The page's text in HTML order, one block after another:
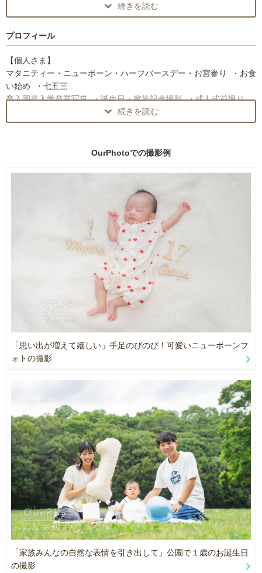
たくさんのカメラマンさんの中から、目にとめていただきありがと
うございます！
愛媛県を中心に活動しております、あけだ まきです❁
おかげさまで全国7位、四国1位という素敵なご縁をたくさんいただ
きました！
これからも、たくさんのお客さまへ、
数年後、数十年後に見返して幸せを感じられる、
一生の宝物になる一枚を心を込めてお届けします。
・・・・・・・・・・・・・・・・・・
【ニューボーンフォト】
わたし自身も3人のこどもを育ててきたお母さんです。
ご自宅でリラックスできるような撮影を大切にしています。
ご自宅とは思えないようなお写真を残せるよう、
誠心誠意、撮影いたします。
⚪︎おくるみでくるむニューボーンフォトは2枠でのお願いをしていま
赤ちゃんのペース大切に、安全に、丁寧に撮影いたします。
”思い出作りそのものを楽しむ時間”として
ゆとりを持って一組一組のご家族に寄り添わせていただきます。
赤ちゃんお１人のお写真はもちろん、パーツカットからご家族写真
カゴ、おくるみ、ぬいぐるみなど、
たくさんの種類をご用意しています。
手ぶらで安心して当日をお迎えください😌
・・・・・・・・・・・・・・・・・・
【ウエディング前撮り】
お2人らしさが残せるよう、
ご希望・ご意見をしっかりご確認させてもらいながら、
撮影いたします！
撮影場所、残されたいお写真等々、
たくさんご意見お聞かせください(^o^)／
続きを読む
プロフィール
【個人さま】
マタニティー・ニューボーン・ハーフバースデー・お宮参り ・お食
い始め ・七五三
卒入園卒入学卒業写真 ・誕生日・家族記念撮影 ・成人式前撮り
カップル ・ウェディング ・プロフィール・イベント
仕事風景・商品撮影 ・ホームページ用撮影 ・プロフィール撮影
・くまさん耳帽子(クリーム色)+ぬいぐるみ
・羽＋セットのヘアアクセ
・おくるみ７枚(白メッシュ、ピンクメッシュ、ピンク、水色、くす
んだ薄茶色、茶色、グレー)
・ぬいぐるみ(🐻7種、🐰2種、🐹5種、🐘🦜🦒それぞれ1種)
・コウノトリ役のガチョウ🪿
・フェルトでできている白い雲の飾り(大２個、小３個)
・フェルトでできているお星さまと月の飾り(月１個、星大３個、小
３個)
・木製ブロック型カレンダー
・木製レターバナー
・小さい時計
・ニューボーンフォト ビーンバック
※その他撮影に使用する布やラグ(白、茶色、ピンク、水色、黄色、
紺)ご準備あります。
その他撮影用
・木製和風レターバナー
・キッズ用和傘３本
・模造刀１本
・和傘５本
・毛氈
続きを読む
OurPhotoでの撮影例
「思い出が増えて嬉しい」手足のびのび！可愛いニューボーンフ
ォトの撮影
「家族みんなの自然な表情を引き出して」公園で１歳のお誕生日
の撮影